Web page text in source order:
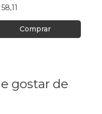
Comprar
gostar de